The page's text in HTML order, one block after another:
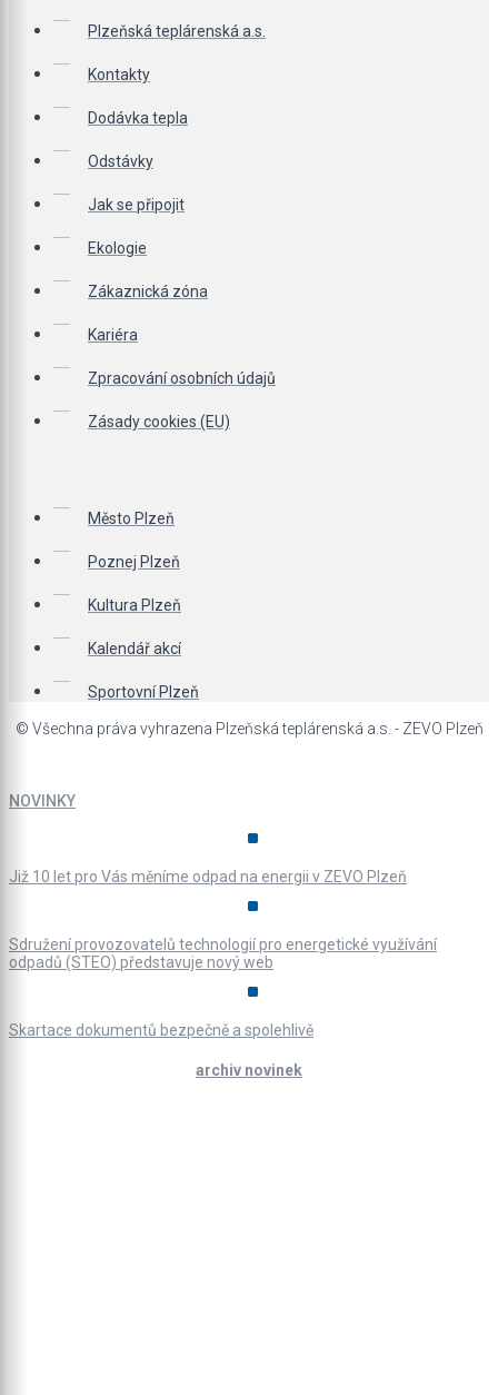
Plzeňská teplárenská a.s.
Kontakty
Dodávka tepla
Odstávky
Jak se připojit
Ekologie
Zákaznická zóna
Kariéra
Zpracování osobních údajů
Zásady cookies (EU)
Město Plzeň
Poznej Plzeň
Kultura Plzeň
Kalendář akcí
Sportovní Plzeň
© Všechna práva vyhrazena Plzeňská teplárenská a.s. - ZEVO Plzeň
NOVINKY
Již 10 let pro Vás měníme odpad na energii v ZEVO Plzeň
Sdružení provozovatelů technologií pro energetické využívání
odpadů (STEO) představuje nový web
Skartace dokumentů bezpečně a spolehlivě
archiv novinek